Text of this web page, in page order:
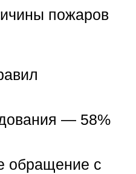
пожаров
— 58%
обращение с